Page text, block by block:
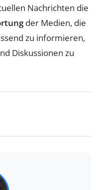
Nachrichten die
der Medien, die
zu informieren,
Diskussionen zu